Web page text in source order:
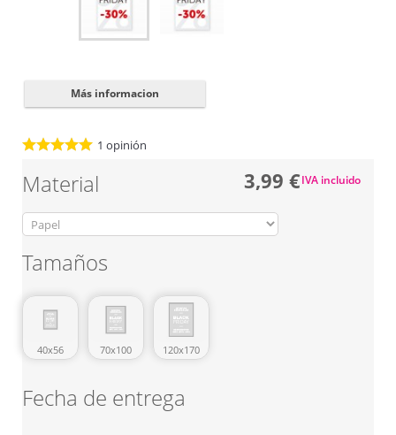
Más informacion
1 opinión
Material
Tamaños
40x56 70x100 120x170
Fecha de entrega
3,99 €IVA incluido